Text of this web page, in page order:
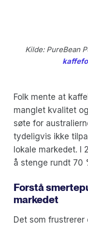
Kilde: PureBean
Folk mente at
manglet kvalitet
søte for
tydeligvis ikke
lokale markedet. I
å stenge rundt 70
Forstå
markedet
Det som frustrerer